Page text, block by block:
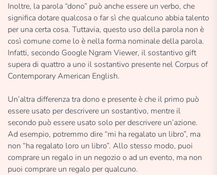
Inoltre, la parola “dono” può anche essere un verbo, che
significa dotare qualcosa o far sì che qualcuno abbia talento
per una certa cosa. Tuttavia, questo uso della parola non è
così comune come lo è nella forma nominale della parola.
Infatti, secondo Google Ngram Viewer, il sostantivo gift
supera di quattro a uno il sostantivo presente nel Corpus of
Contemporary American English.
Un’altra differenza tra dono e presente è che il primo può
essere usato per descrivere un sostantivo, mentre il
secondo può essere usato solo per descrivere un’azione.
Ad esempio, potremmo dire “mi ha regalato un libro”, ma
non “ha regalato loro un libro”. Allo stesso modo, puoi
comprare un regalo in un negozio o ad un evento, ma non
puoi comprare un regalo per qualcuno.